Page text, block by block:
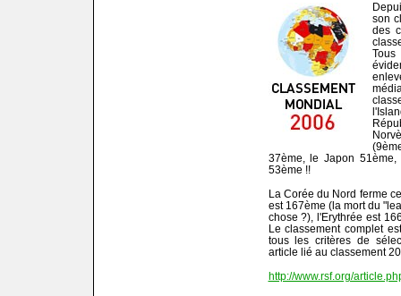
son
des
37ème, le Japon
53ème !!
La Corée du Nord ferme
est 167ème (la mort du
chose ?), l'Erythrée est
Le classement complet
tous les critères de
article lié au classement
http://www.rsf.org/